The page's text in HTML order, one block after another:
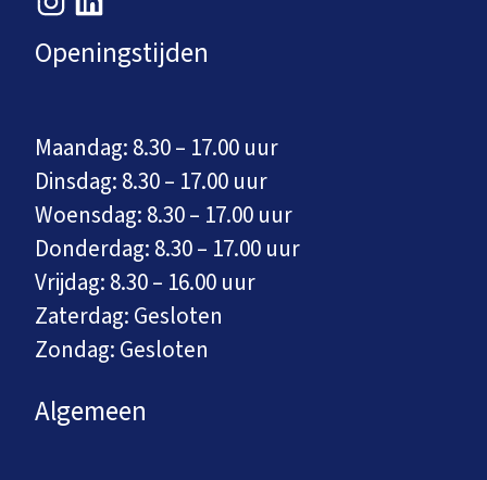
Openingstijden
Maandag: 8.30 – 17.00 uur
Dinsdag: 8.30 – 17.00 uur
Woensdag: 8.30 – 17.00 uur
Donderdag: 8.30 – 17.00 uur
Vrijdag: 8.30 – 16.00 uur
Zaterdag: Gesloten
Zondag: Gesloten
Algemeen